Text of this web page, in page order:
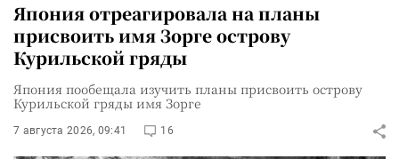
Япония отреагировала на планы
присвоить имя Зорге острову
Курильской гряды
Япония пообещала изучить планы присвоить острову
Курильской гряды имя Зорге
7 августа 2026, 09:41 16